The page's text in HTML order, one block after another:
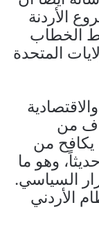
الأردنة
الخطاب
المتحدة
من
يكافح من
وهو ما
السياسي.
الأردني